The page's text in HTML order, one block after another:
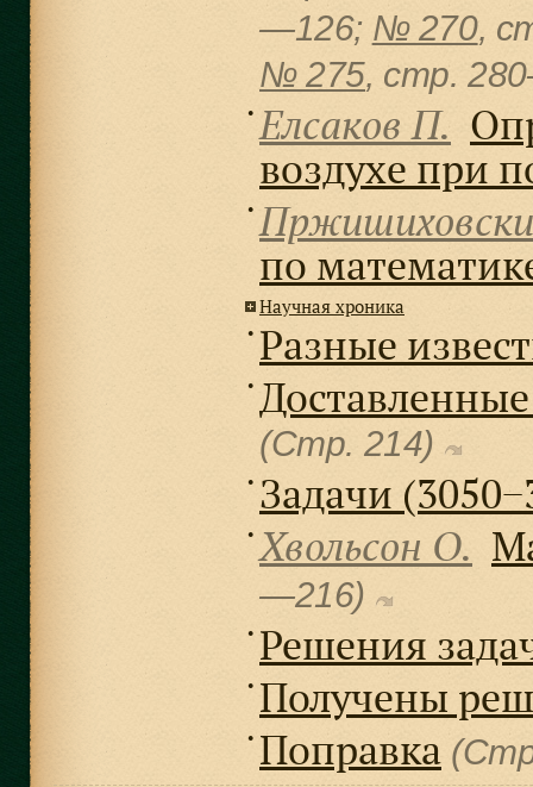
—126; № 270,
№ 275, cтр.
● Елсаков П.
воздухе при
●
по
Научная хроника
● Разные
●
(Стр. 214)
● Задачи
● Хвольсон О.
—216)
● Решения
● Получены
● Поправка